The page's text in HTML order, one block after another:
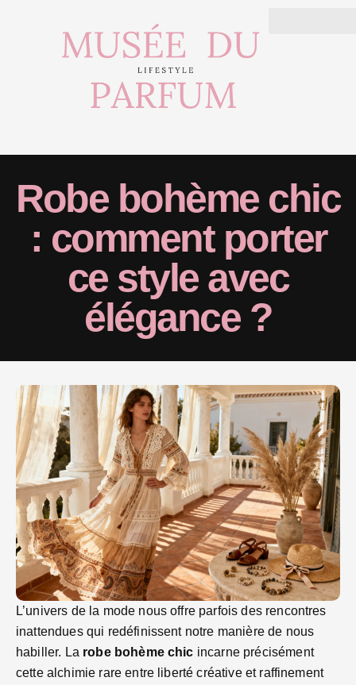
Robe bohème chic
: comment porter
ce style avec
élégance ?
L’univers de la mode nous offre parfois des rencontres
inattendues qui redéfinissent notre manière de nous
habiller. La robe bohème chic incarne précisément
cette alchimie rare entre liberté créative et raffinement